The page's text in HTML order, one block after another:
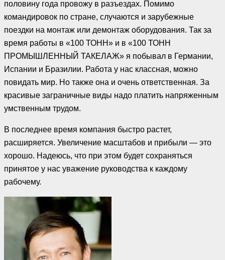
половину года провожу в разъездах. Помимо
командировок по стране, случаются и зарубежные
поездки на монтаж или демонтаж оборудования. Так за
время работы в «100 ТОНН» и в «100 ТОНН
ПРОМЫШЛЕННЫЙ ТАКЕЛАЖ» я побывал в Германии,
Испании и Бразилии. Работа у нас классная, можно
повидать мир. Но также она и очень ответственная. За
красивые заграничные виды надо платить напряженным
умственным трудом.
В последнее время компания быстро растет,
расширяется. Увеличение масштабов и прибыли — это
хорошо. Надеюсь, что при этом будет сохраняться
принятое у нас уважение руководства к каждому
рабочему.